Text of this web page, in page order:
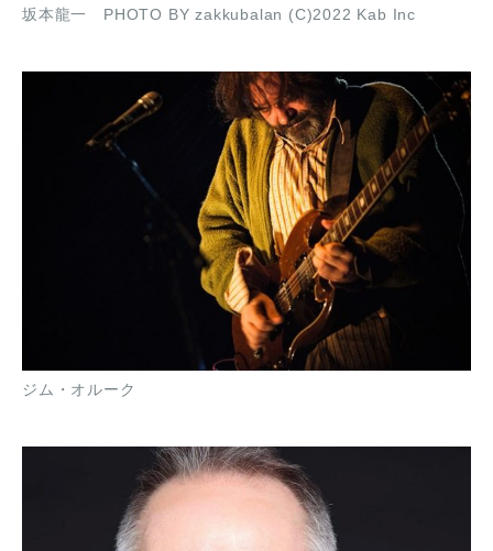
坂本龍一 PHOTO BY zakkubalan (C)2022 Kab Inc
ジム・オルーク